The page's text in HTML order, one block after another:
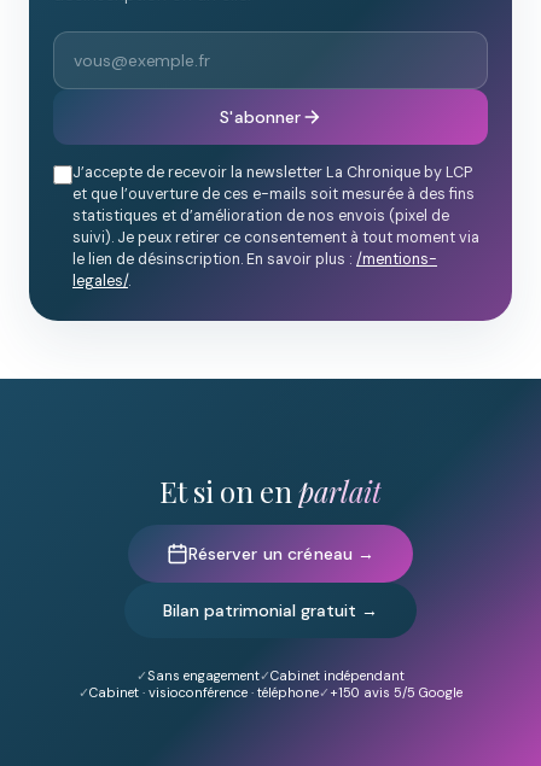
S'abonner
J’accepte de recevoir la newsletter La Chronique by LCP
et que l’ouverture de ces e-mails soit mesurée à des fins
statistiques et d’amélioration de nos envois (pixel de
suivi). Je peux retirer ce consentement à tout moment via
le lien de désinscription. En savoir plus : /mentions-
legales/.
Et si on enparlait
Réserver un créneau →
Bilan patrimonial gratuit →
Sans engagement
Cabinet indépendant
Cabinet · visioconférence · téléphone
+150 avis 5/5 Google